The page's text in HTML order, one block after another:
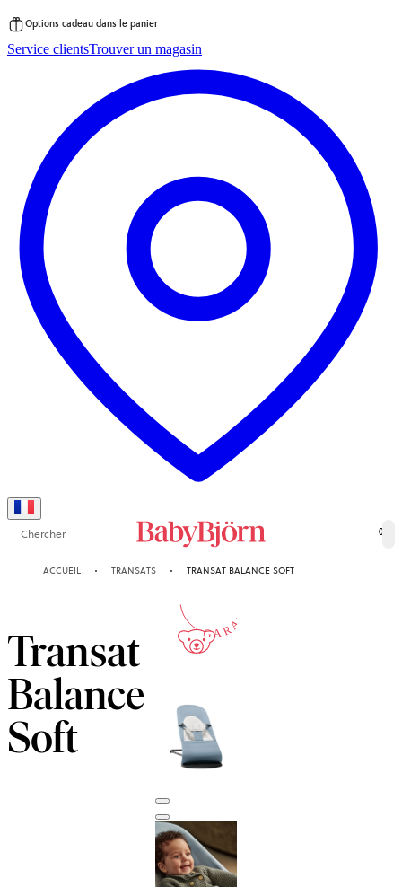
au
Options cadeau dans le panier
Service clientsTrouver un magasin
Chercher 0
ACCUEIL TRANSATS TRANSAT BALANCE SOFT
Transat
Balance
Soft
10-ANS
GARANTIE